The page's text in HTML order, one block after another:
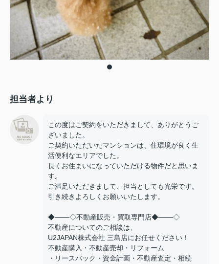
担当者より
この度はご契約をいただきまして、ありがとうご
ざいました。
ご契約いただいたマンションは、住環境が良く生
活便利なエリアでした。
長くお住まいになっていただける物件だと思いま
す。
ご満足いただきまして、担当としても光栄です。
引き続きよろしくお願いいたします。
◆───◇不動産販売・買取専門店◆───◇
不動産についてのご相談は、
U2JAPAN株式会社 三島店にお任せください！
不動産購入・不動産売却・リフォーム
・リースバック・資金計画・不動産査定・相続